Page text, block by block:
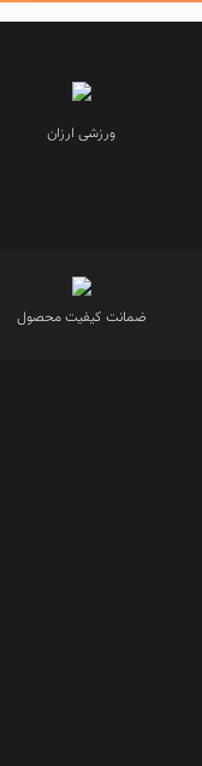
ورزشی ارزان
ضمانت کیفیت محصول